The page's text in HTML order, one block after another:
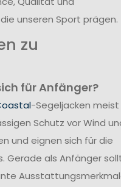
unseren Sport prägen.
zu
für Anfänger?
-Segeljacken meist
Schutz vor Wind
und eignen sich für die
Gerade als Anfänger